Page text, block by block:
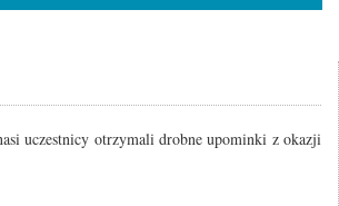
uczestnicy otrzymali drobne upominki z okazji